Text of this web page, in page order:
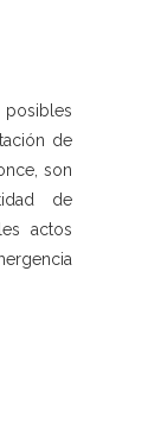
de
son
de
actos